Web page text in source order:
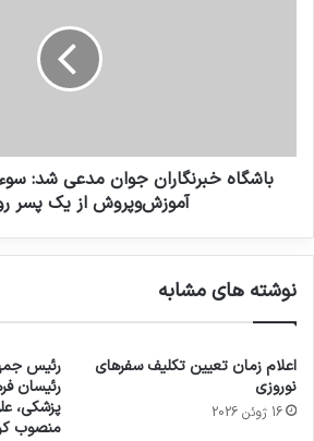
باشگاه خبرنگاران جوان مدعی شد:
آموزش‌وپروش از یک پسر
نوشته های مشابه
اعلام زمان تعیین تکلیف سفرهای
نوروزی
16 ژوئن 2026
رئیس
رئیسان
پزشکی،
منصوب